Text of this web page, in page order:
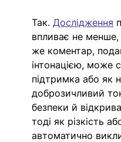
Так. Дослідження
впливає не менше,
же коментар,
інтонацією, може
підтримка або як
доброзичливий
безпеки й
тоді як різкість
автоматично